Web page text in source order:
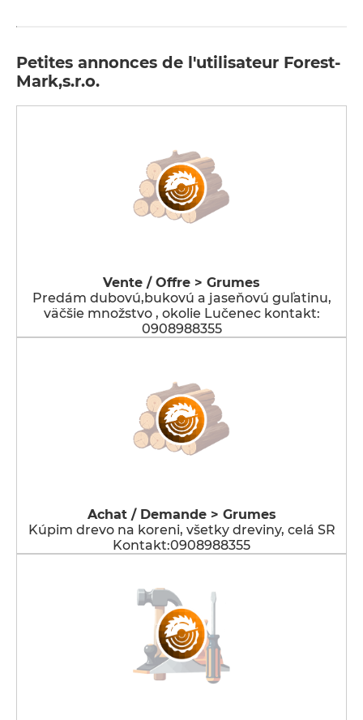
Petites annonces de l'utilisateur Forest-
Mark,s.r.o.
Vente / Offre > Grumes
Predám dubovú,bukovú a jaseňovú guľatinu,
väčšie množstvo , okolie Lučenec kontakt:
0908988355
Achat / Demande > Grumes
Kúpim drevo na koreni, všetky dreviny, celá SR
Kontakt:0908988355